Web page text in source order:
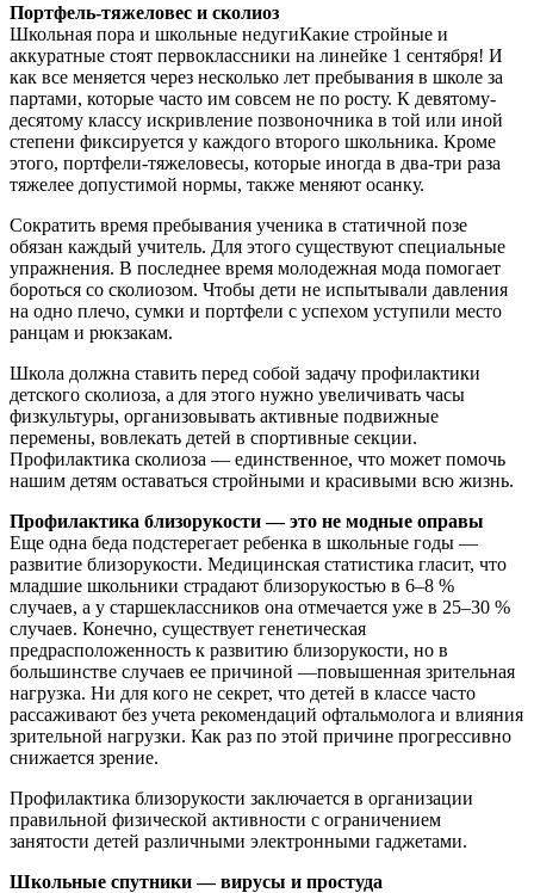
Портфель-тяжеловес и сколиоз
Школьная пора и школьные недугиКакие стройные и
аккуратные стоят первоклассники на линейке 1 сентября! И
как все меняется через несколько лет пребывания в школе за
партами, которые часто им совсем не по росту. К девятому-
десятому классу искривление позвоночника в той или иной
степени фиксируется у каждого второго школьника. Кроме
этого, портфели-тяжеловесы, которые иногда в два-три раза
тяжелее допустимой нормы, также меняют осанку.
Сократить время пребывания ученика в статичной позе
обязан каждый учитель. Для этого существуют специальные
упражнения. В последнее время молодежная мода помогает
бороться со сколиозом. Чтобы дети не испытывали давления
на одно плечо, сумки и портфели с успехом уступили место
ранцам и рюкзакам.
Школа должна ставить перед собой задачу профилактики
детского сколиоза, а для этого нужно увеличивать часы
физкультуры, организовывать активные подвижные
перемены, вовлекать детей в спортивные секции.
Профилактика сколиоза — единственное, что может помочь
нашим детям оставаться стройными и красивыми всю жизнь.
Профилактика близорукости — это не модные оправы
Еще одна беда подстерегает ребенка в школьные годы —
развитие близорукости. Медицинская статистика гласит, что
младшие школьники страдают близорукостью в 6–8 %
случаев, а у старшеклассников она отмечается уже в 25–30 %
случаев. Конечно, существует генетическая
предрасположенность к развитию близорукости, но в
большинстве случаев ее причиной —повышенная зрительная
нагрузка. Ни для кого не секрет, что детей в классе часто
рассаживают без учета рекомендаций офтальмолога и влияния
зрительной нагрузки. Как раз по этой причине прогрессивно
снижается зрение.
Профилактика близорукости заключается в организации
правильной физической активности с ограничением
занятости детей различными электронными гаджетами.
Школьные спутники — вирусы и простуда